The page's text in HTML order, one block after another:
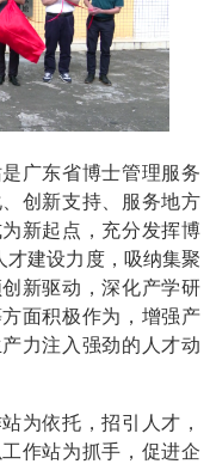
广东省博士管理服务
创新支持、服务地方
新起点，充分发挥博
才建设力度，吸纳集聚
新驱动，深化产学研
面积极作为，增强产
力注入强劲的人才动
依托，招引人才，
作站为抓手，促进企